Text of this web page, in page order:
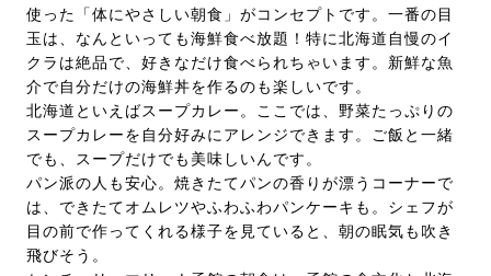
使った「体にやさしい朝食」がコンセプトです。一番の目
玉は、なんといっても海鮮食べ放題！特に北海道自慢のイ
クラは絶品で、好きなだけ食べられちゃいます。新鮮な魚
介で自分だけの海鮮丼を作るのも楽しいです。
北海道といえばスープカレー。ここでは、野菜たっぷりの
スープカレーを自分好みにアレンジできます。ご飯と一緒
でも、スープだけでも美味しいんです。
パン派の人も安心。焼きたてパンの香りが漂うコーナーで
は、できたてオムレツやふわふわパンケーキも。シェフが
目の前で作ってくれる様子を見ていると、朝の眠気も吹き
飛びそう。